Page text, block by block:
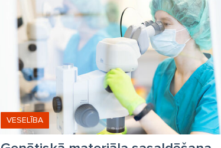
VESELĪBA